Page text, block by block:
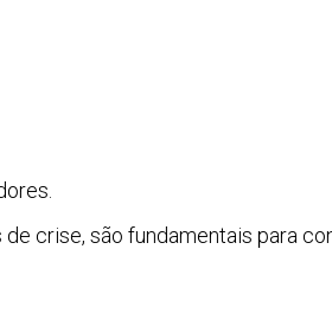
crise, são fundamentais para